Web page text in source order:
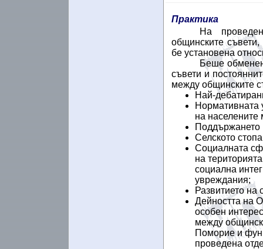
Практика
На
общинските
бе установена
Беше
съвети и
между общинските
Най-
Нормативната
на населените
Поддържането
Селското
Социалната
на
социална
увреждания;
Развитието на
Дейността на
особен
между
Поморие и
проведена